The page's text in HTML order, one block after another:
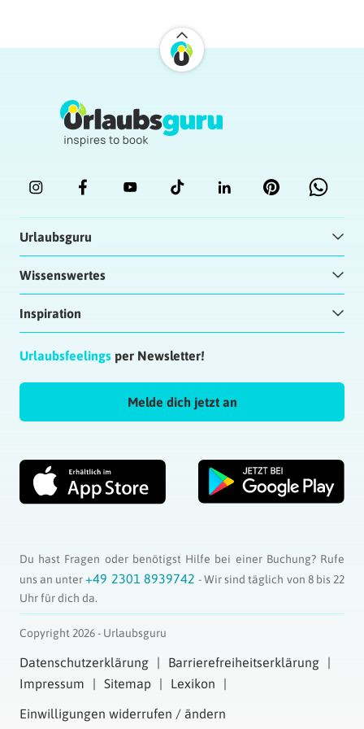
Pomerode, cidade a mais alema do Brasil?
Naja, ist quasi ein Vorort von Blumenau, liegt
da gleich um die Ecke.
Urlaubsguru
Wissenswertes
Inspiration
Urlaubsfeelings per Newsletter!
Melde dich jetzt an
Du hast Fragen oder benötigst Hilfe bei einer Buchung? Rufe
uns an unter+49 2301 8939742 - Wir sind täglich von 8 bis 22
Uhr für dich da.
Copyright 2026 - Urlaubsguru
Datenschutzerklärung
Barrierefreiheitserklärung
Impressum
Sitemap Lexikon
Einwilligungen widerrufen / ändern